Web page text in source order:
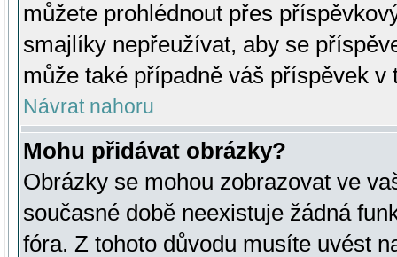
můžete prohlédnout přes
smajlíky nepřeužívat, aby se
může také případně váš příspěvek v
Návrat nahoru
Mohu přidávat obrázky?
Obrázky se mohou zobrazovat ve
současné době neexistuje žádná
fóra. Z tohoto důvodu musíte uvést